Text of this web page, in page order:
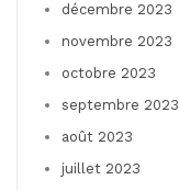
décembre 2023
novembre 2023
octobre 2023
septembre 2023
août 2023
juillet 2023